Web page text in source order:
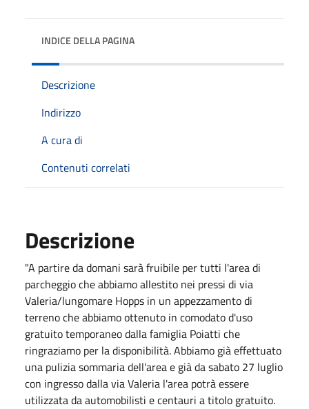
INDICE DELLA PAGINA
Descrizione
Indirizzo
A cura di
Contenuti correlati
Descrizione
"A partire da domani sarà fruibile per tutti l'area di
parcheggio che abbiamo allestito nei pressi di via
Valeria/lungomare Hopps in un appezzamento di
terreno che abbiamo ottenuto in comodato d'uso
gratuito temporaneo dalla famiglia Poiatti che
ringraziamo per la disponibilità. Abbiamo già effettuato
una pulizia sommaria dell'area e già da sabato 27 luglio
con ingresso dalla via Valeria l'area potrà essere
utilizzata da automobilisti e centauri a titolo gratuito.